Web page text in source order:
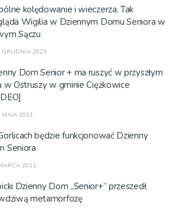
kolędowanie i wieczerza. Tak
Wigilia w Dziennym Domu Seniora w
Sączu
2023
Dom Senior + ma ruszyć w przyszłym
w Ostruszy w gminie Ciężkowice
2021
będzie funkcjonować Dzienny
Seniora
2021
Dzienny Dom „Senior+” przeszedł
metamorfozę